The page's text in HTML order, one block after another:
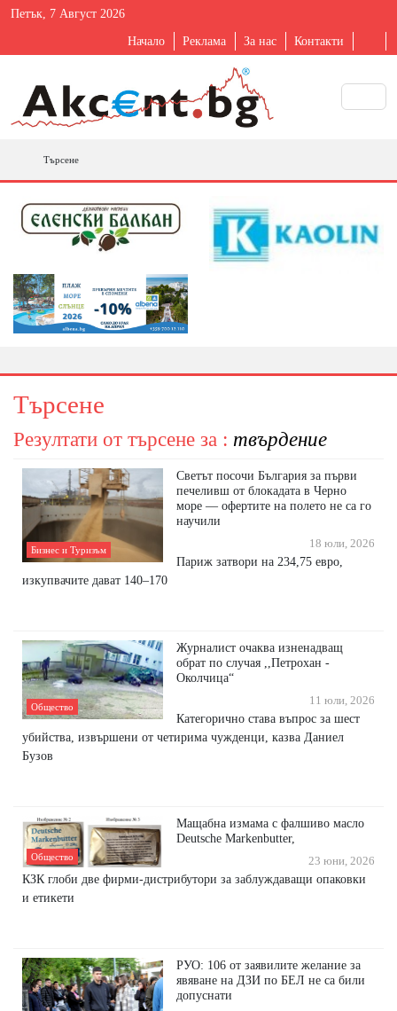
Петък, 7 Август 2026
Начало Реклама За нас Контакти
Търсене
Търсене
Резултати от търсене за : твърдение
Бизнес и Туризъм
Светът посочи България за първи
печеливш от блокадата в Черно
море — офертите на полето не са го
научили
18 юли, 2026
Париж затвори на 234,75 евро,
изкупвачите дават 140–170
Общество
Журналист очаква изненадващ
обрат по случая ,,Петрохан -
Околчица“
11 юли, 2026
Категорично става въпрос за шест
убийства, извършени от четирима чужденци, казва Даниел
Бузов
Общество
Мащабна измама с фалшиво масло
Deutsche Markenbutter,
23 юни, 2026
КЗК глоби две фирми-дистрибутори за заблуждаващи опаковки
и етикети
РУО: 106 от заявилите желание за
явяване на ДЗИ по БЕЛ не са били
допуснати